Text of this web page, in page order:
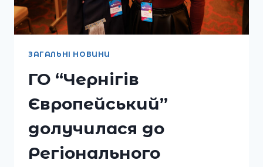
ЗАГАЛЬНІ НОВИНИ
ГО “Чернігів
Європейський”
долучилася до
Регіонального